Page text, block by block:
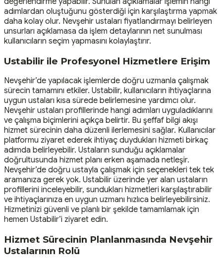
adımlardan oluştuğunu gösterdiği için karşılaştırma yapmak
daha kolay olur. Nevşehir ustaları fiyatlandırmayı belirleyen
unsurları açıklamasa da işlem detaylarının net sunulması
kullanıcıların seçim yapmasını kolaylaştırır.
Ustabilir ile Profesyonel Hizmetlere Erişim
Nevşehir’de yapılacak işlemlerde doğru uzmanla çalışmak
sürecin tamamını etkiler. Ustabilir, kullanıcıların ihtiyaçlarına
uygun ustaları kısa sürede belirlemesine yardımcı olur.
Nevşehir ustaları profillerinde hangi adımları uyguladıklarını
ve çalışma biçimlerini açıkça belirtir. Bu şeffaf bilgi akışı
hizmet sürecinin daha düzenli ilerlemesini sağlar. Kullanıcılar
platformu ziyaret ederek ihtiyaç duydukları hizmeti birkaç
adımda belirleyebilir. Ustaların sunduğu açıklamalar
doğrultusunda hizmet planı erken aşamada netleşir.
Nevşehir’de doğru ustayla çalışmak için seçenekleri tek tek
aramanıza gerek yok. Ustabilir üzerinde yer alan ustaların
profillerini inceleyebilir, sundukları hizmetleri karşılaştırabilir
ve ihtiyaçlarınıza en uygun uzmanı hızlıca belirleyebilirsiniz.
Hizmetinizi güvenli ve planlı bir şekilde tamamlamak için
hemen Ustabilir’i ziyaret edin.
Hizmet Sürecinin Planlanmasında Nevşehir
Ustalarının Rolü